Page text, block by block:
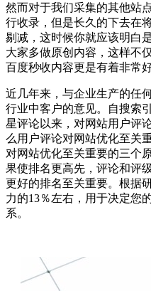
然而对于我们采集的其他站
行收录，但是长久的下去在
剔减，这时候你就应该明白
大家多做原创内容，这样不
百度秒收内容更是有着非常
近几年来，与企业生产的任
行业中客户的意见。自搜索
星评论以来，对网站用户评
么用户评论对网站优化至关
对网站优化至关重要的三个
果使排名更高先，评论和评
更好的排名至关重要。根据
力的13％左右，用于决定您
系。